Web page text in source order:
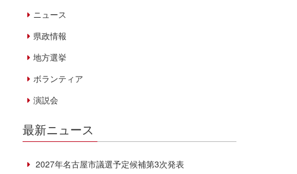
ニュース
県政情報
地方選挙
ボランティア
演説会
最新ニュース
2027年名古屋市議選予定候補第3次発表